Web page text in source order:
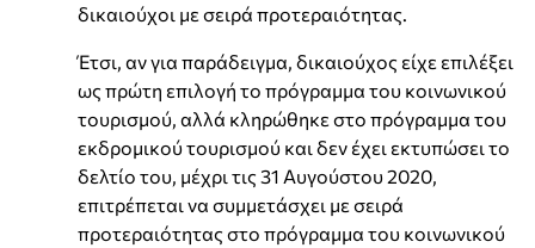
δικαιούχοι με σειρά προτεραιότητας.
Έτσι, αν για παράδειγμα, δικαιούχος είχε επιλέξει
ως πρώτη επιλογή το πρόγραμμα του κοινωνικού
τουρισμού, αλλά κληρώθηκε στο πρόγραμμα του
εκδρομικού τουρισμού και δεν έχει εκτυπώσει το
δελτίο του, μέχρι τις 31 Αυγούστου 2020,
επιτρέπεται να συμμετάσχει με σειρά
προτεραιότητας στο πρόγραμμα του κοινωνικού